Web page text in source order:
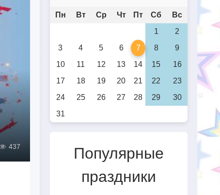
437
Пн Вт Ср Чт Пт Сб
Вс
1
2
3
4 5 6 7 8
9
10
11 12 13 14 15
16
17
18 19 20 21 22
23
24
25 26 27 28 29
30
31
Популярные
праздники